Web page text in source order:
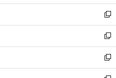
し
い
ウ
ィ
ン
ド
ウ
新
し
い
ウ
ィ
ン
新
し
い
ウ
新
し